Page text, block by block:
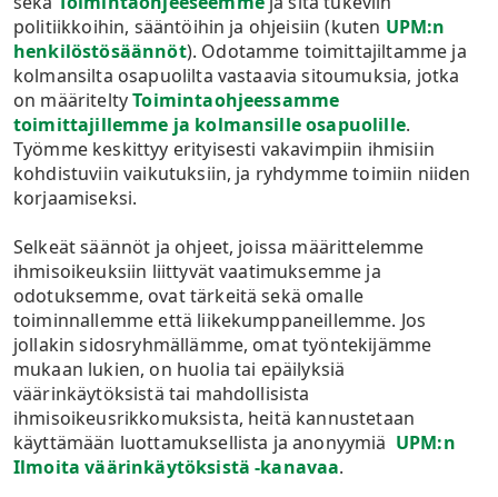
politiikkoihin, sääntöihin ja ohjeisiin (kuten UPM:n
henkilöstösäännöt). Odotamme toimittajiltamme ja
kolmansilta osapuolilta vastaavia sitoumuksia, jotka
on määriteltyToimintaohjeessamme
toimittajillemme ja kolmansille osapuolille.
Työmme keskittyy erityisesti vakavimpiin ihmisiin
kohdistuviin vaikutuksiin, ja ryhdymme toimiin niiden
korjaamiseksi.
Selkeät säännöt ja ohjeet, joissa määrittelemme
ihmisoikeuksiin liittyvät vaatimuksemme ja
odotuksemme, ovat tärkeitä sekä omalle
toiminnallemme että liikekumppaneillemme. Jos
jollakin sidosryhmällämme, omat työntekijämme
mukaan lukien, on huolia tai epäilyksiä
väärinkäytöksistä tai mahdollisista
ihmisoikeusrikkomuksista, heitä kannustetaan
käyttämään luottamuksellista ja anonyymiä UPM:n
Ilmoita väärinkäytöksistä -kanavaa.